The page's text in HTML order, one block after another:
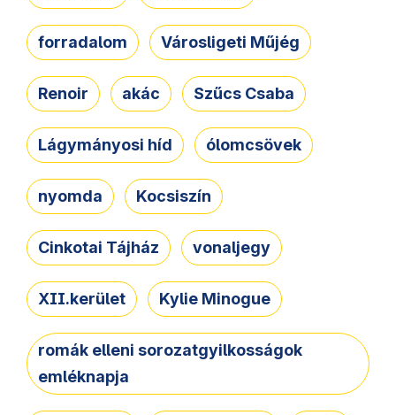
forradalom Városligeti Műjég
Renoir akác Szűcs Csaba
Lágymányosi híd ólomcsövek
nyomda Kocsiszín
Cinkotai Tájház vonaljegy
XII.kerület Kylie Minogue
romák elleni sorozatgyilkosságok
emléknapja